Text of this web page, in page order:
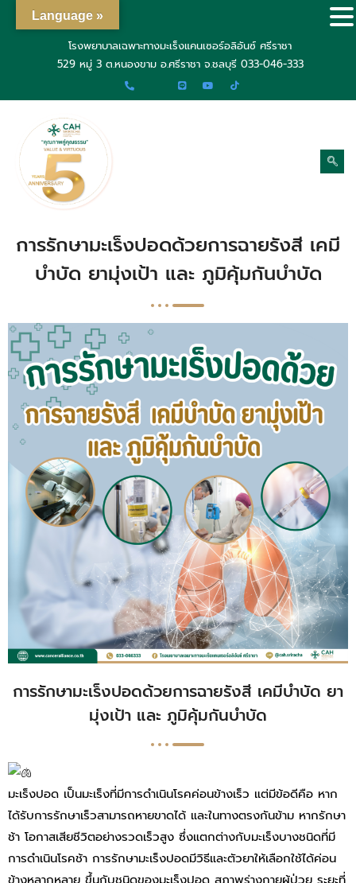
โรงพยาบาลเฉพาะทางมะเร็งแคนเซอร์อลิอันซ์ ศรีราชา
529 หมู่ 3 ต.หนองขาม อ.ศรีราชา จ.ชลบุรี 033-046-333
การรักษามะเร็งปอดด้วยการฉายรังสี เคมี
บำบัด ยามุ่งเป้า และ ภูมิคุ้มกันบำบัด
การรักษามะเร็งปอดด้วยการฉายรังสี เคมีบำบัด ยา
มุ่งเป้า และ ภูมิคุ้มกันบำบัด
มะเร็งปอด เป็นมะเร็งที่มีการดำเนินโรคค่อนข้างเร็ว แต่มีข้อดีคือ หาก
ได้รับการรักษาเร็วสามารถหายขาดได้ และในทางตรงกันข้าม หากรักษา
ช้า โอกาสเสียชีวิตอย่างรวดเร็วสูง ซึ่งแตกต่างกับมะเร็งบางชนิดที่มี
การดำเนินโรคช้า การรักษามะเร็งปอดมีวิธีและตัวยาให้เลือกใช้ได้ค่อน
Language »